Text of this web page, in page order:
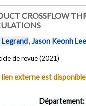
CROSSFLOW
Legrand,Jason Keonh
de revue (2021)
lien externe est
Département: